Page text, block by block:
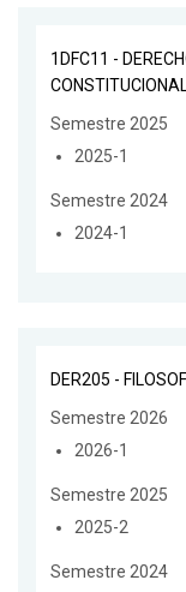
1DFC11 -
Semestre 2025
2025-1
Semestre 2024
2024-1
DER205 -
Semestre 2026
2026-1
Semestre 2025
2025-2
Semestre 2024